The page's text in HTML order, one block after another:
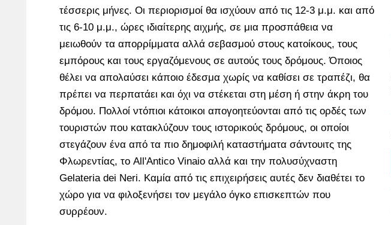
τέσσερις μήνες. Οι περιορισμοί θα ισχύουν από τις 12-3 μ.μ. και από
τις 6-10 μ.μ., ώρες ιδιαίτερης αιχμής, σε μια προσπάθεια να
μειωθούν τα απορρίμματα αλλά σεβασμού στους κατοίκους, τους
εμπόρους και τους εργαζόμενους σε αυτούς τους δρόμους. Όποιος
θέλει να απολαύσει κάποιο έδεσμα χωρίς να καθίσει σε τραπέζι, θα
πρέπει να περπατάει και όχι να στέκεται στη μέση ή στην άκρη του
δρόμου. Πολλοί ντόπιοι κάτοικοι απογοητεύονται από τις ορδές των
τουριστών που κατακλύζουν τους ιστορικούς δρόμους, οι οποίοι
στεγάζουν ένα από τα πιο δημοφιλή καταστήματα σάντουιτς της
Φλωρεντίας, το All'Antico Vinaio αλλά και την πολυσύχναστη
Gelateria dei Neri. Καμία από τις επιχειρήσεις αυτές δεν διαθέτει το
χώρο για να φιλοξενήσει τον μεγάλο όγκο επισκεπτών που
συρρέουν.